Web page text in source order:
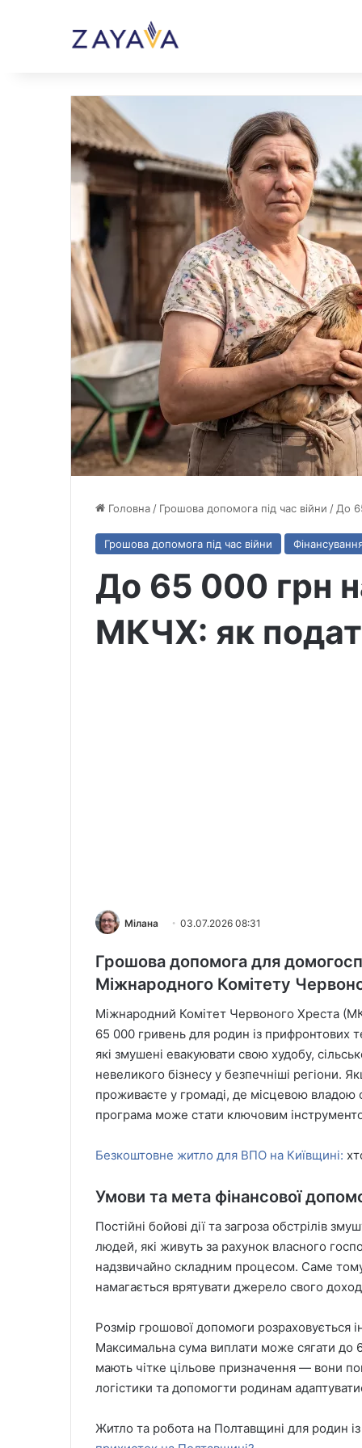
Головна / Грошова допомога під час війни / До
Грошова допомога під час війни
До 65 000 грн
МКЧХ: як
Мілана 03.07.2026 08:31
Грошова допомога для
Міжнародного Комітету
Міжнародний Комітет Червоного Хреста
65 000 гривень для родин із прифронтових
які змушені евакуювати свою худобу,
невеликого бізнесу у безпечніші регіони.
проживаєте у громаді, де місцевою владою
програма може стати ключовим
Безкоштовне житло для ВПО на Київщині:
Умови та мета фінансової
Постійні бойові дії та загроза обстрілів
людей, які живуть за рахунок власного
надзвичайно складним процесом. Саме
намагається врятувати джерело свого
Розмір грошової допомоги розраховується
Максимальна сума виплати може сягати до
мають чітке цільове призначення — вони
логістики та допомогти родинам
Житло та робота на Полтавщині для родин